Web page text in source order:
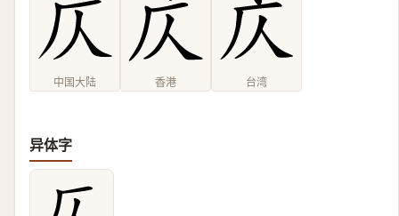
中国大陆 香港 台湾
异体字